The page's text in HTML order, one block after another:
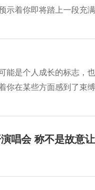
示着你即将踏上一段充
能是个人成长的标志，
你在某些方面感到了束
唱会 称不是故意